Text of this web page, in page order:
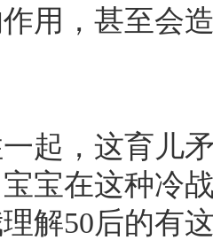
用，甚至会
，这育儿矛
宝在这种冷
解50后的有